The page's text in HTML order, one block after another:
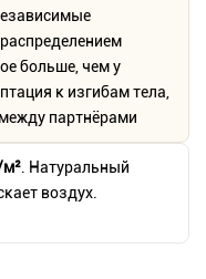
больше, чем у
к изгибам тела,
партнёрами
м². Натуральный
воздух.